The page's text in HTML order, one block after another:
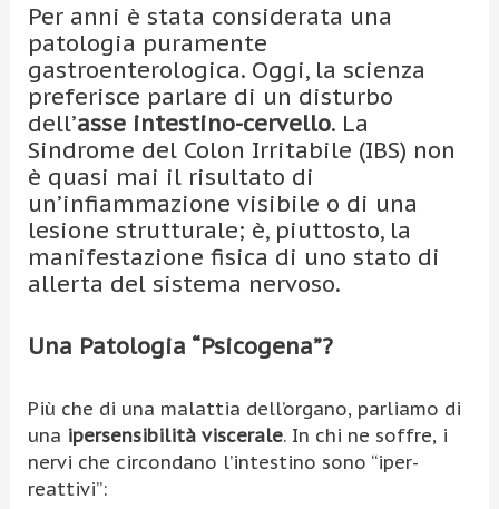
Per anni è stata considerata una
patologia puramente
gastroenterologica. Oggi, la scienza
preferisce parlare di un disturbo
dell’asse intestino-cervello. La
Sindrome del Colon Irritabile (IBS) non
è quasi mai il risultato di
un’infiammazione visibile o di una
lesione strutturale; è, piuttosto, la
manifestazione fisica di uno stato di
allerta del sistema nervoso.
Una Patologia “Psicogena”?
Più che di una malattia dell’organo, parliamo di
una ipersensibilità viscerale. In chi ne soffre, i
nervi che circondano l’intestino sono “iper-
reattivi”: